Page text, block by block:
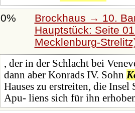
0%
Brockhaus → 10.
Hauptstück: Seite
Mecklenburg-
, der in der Schlacht bei
dann aber Konrads IV. Sohn
Hauses zu erstreiten, die
Apu- liens sich für ihn